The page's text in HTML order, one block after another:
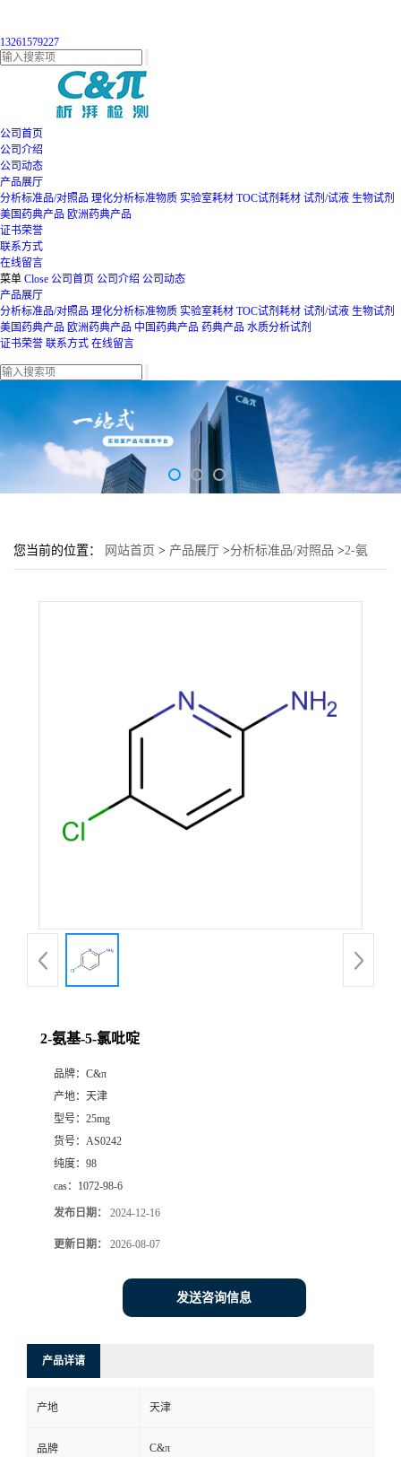
13261579227
公司首页
公司介绍
公司动态
产品展厅
分析标准品/对照品 理化分析标准物质 实验室耗材 TOC试剂耗材 试剂/试液 生物试剂
美国药典产品 欧洲药典产品
证书荣誉
联系方式
在线留言
菜单 Close 公司首页 公司介绍 公司动态
产品展厅
分析标准品/对照品 理化分析标准物质 实验室耗材 TOC试剂耗材 试剂/试液 生物试剂
美国药典产品 欧洲药典产品 中国药典产品 药典产品 水质分析试剂
证书荣誉 联系方式 在线留言
您当前的位置： 网站首页 > 产品展厅 >分析标准品/对照品 >2-氨
2-氨基-5-氯吡啶
品牌： C&π
产地： 天津
型号： 25mg
货号： AS0242
纯度： 98
cas： 1072-98-6
发布日期： 2024-12-16
更新日期： 2026-08-07
发送咨询信息
产品详请
产地 天津
品牌 C&π